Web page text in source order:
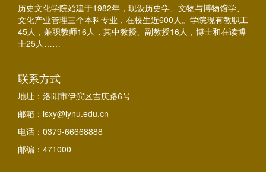
历史文化学院始建于1982年，现设历史学、文物与博物馆学、
文化产业管理三个本科专业，在校生近600人。学院现有教职工
45人，兼职教师16人，其中教授、副教授16人，博士和在读博
士25人……
联系方式
地址：洛阳市伊滨区吉庆路6号
邮箱：lsxy@lynu.edu.cn
电话：0379-66668888
邮编：471000